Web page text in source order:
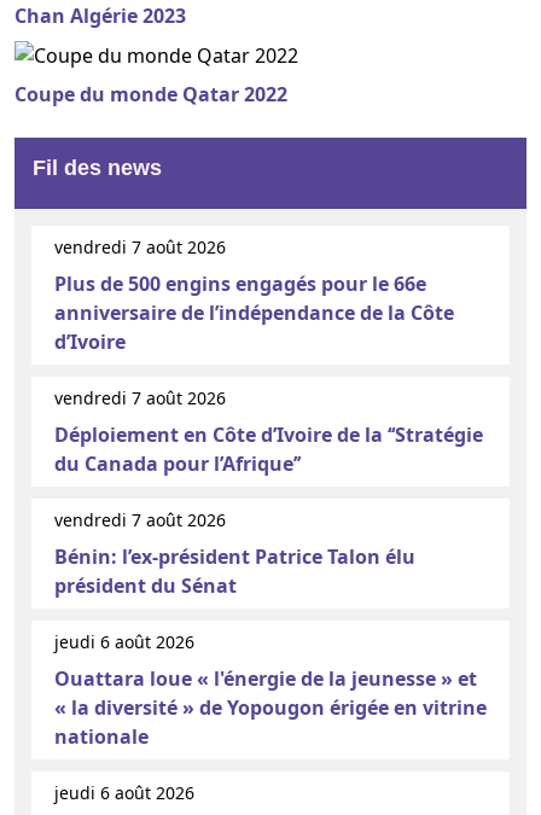
Chan Algérie 2023
Coupe du monde Qatar 2022
Fil des news
vendredi 7 août 2026
Plus de 500 engins engagés pour le 66e
anniversaire de l’indépendance de la Côte
d’Ivoire
vendredi 7 août 2026
Déploiement en Côte d’Ivoire de la ‘‘Stratégie
du Canada pour l’Afrique’’
vendredi 7 août 2026
Bénin: l’ex-président Patrice Talon élu
président du Sénat
jeudi 6 août 2026
Ouattara loue « l'énergie de la jeunesse » et
« la diversité » de Yopougon érigée en vitrine
nationale
jeudi 6 août 2026